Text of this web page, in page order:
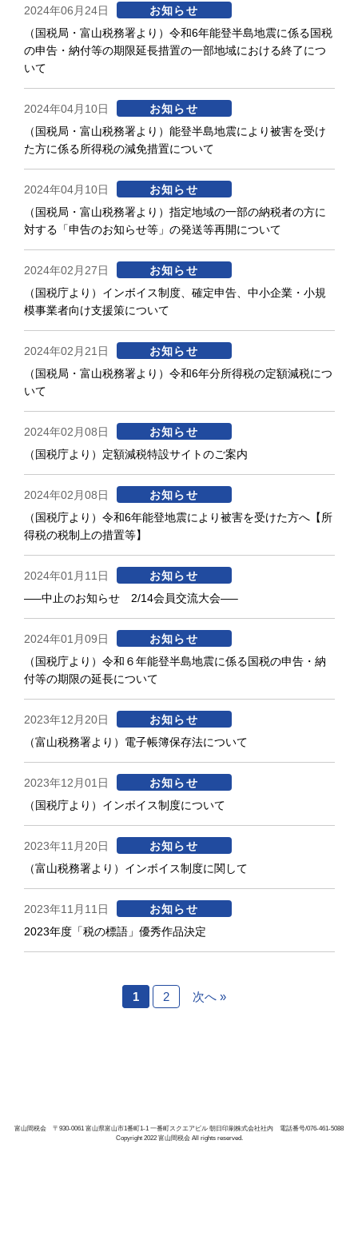
2024年06月24日
お知らせ
（国税局・富山税務署より）令和6年能登半島地震に係る国税
の申告・納付等の期限延長措置の一部地域における終了につ
いて
2024年04月10日
お知らせ
（国税局・富山税務署より）能登半島地震により被害を受け
た方に係る所得税の減免措置について
2024年04月10日
お知らせ
（国税局・富山税務署より）指定地域の一部の納税者の方に
対する「申告のお知らせ等」の発送等再開について
2024年02月27日
お知らせ
（国税庁より）インボイス制度、確定申告、中小企業・小規
模事業者向け支援策について
2024年02月21日
お知らせ
（国税局・富山税務署より）令和6年分所得税の定額減税につ
いて
2024年02月08日
お知らせ
（国税庁より）定額減税特設サイトのご案内
2024年02月08日
お知らせ
（国税庁より）令和6年能登地震により被害を受けた方へ【所
得税の税制上の措置等】
2024年01月11日
お知らせ
—–中止のお知らせ 2/14会員交流大会—–
2024年01月09日
お知らせ
（国税庁より）令和６年能登半島地震に係る国税の申告・納
付等の期限の延長について
2023年12月20日
お知らせ
（富山税務署より）電子帳簿保存法について
2023年12月01日
お知らせ
（国税庁より）インボイス制度について
2023年11月20日
お知らせ
（富山税務署より）インボイス制度に関して
2023年11月11日
お知らせ
2023年度「税の標語」優秀作品決定
1 2 次へ »
富山間税会 〒930-0061 富山県富山市1番町1-1 一番町スクエアビル 朝日印刷株式会社社内 電話番号/076-461-5088
Copyright 2022 富山間税会 All rights reserved.